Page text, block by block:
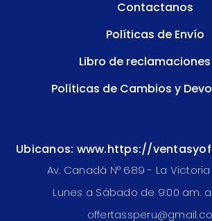
Contactanos
Políticas de Envío
Libro de reclamaciones
Políticas de Cambios y
Ubicanos: www.https://
Av. Canadá N° 689 - La Victoria
Lunes a Sábado de 9:00 am.